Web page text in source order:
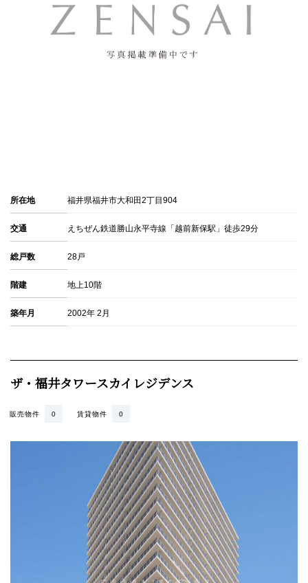
所在地 福井県福井市大和田2丁目904
交通 えちぜん鉄道勝山永平寺線「越前新保駅」徒歩29分
総戸数 28戸
階建 地上10階
築年月 2002年 2月
ザ・福井タワースカイレジデンス
賃貸物件 0
販売物件 0